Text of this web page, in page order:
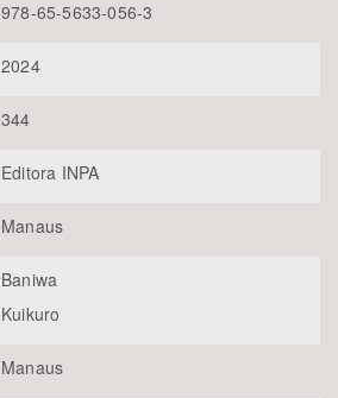
978-65-5633-056-3
2024
344
Editora INPA
Manaus
Baniwa
Kuikuro
Manaus